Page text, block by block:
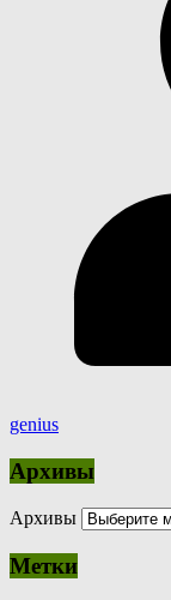
genius
Архивы
Архивы
Метки